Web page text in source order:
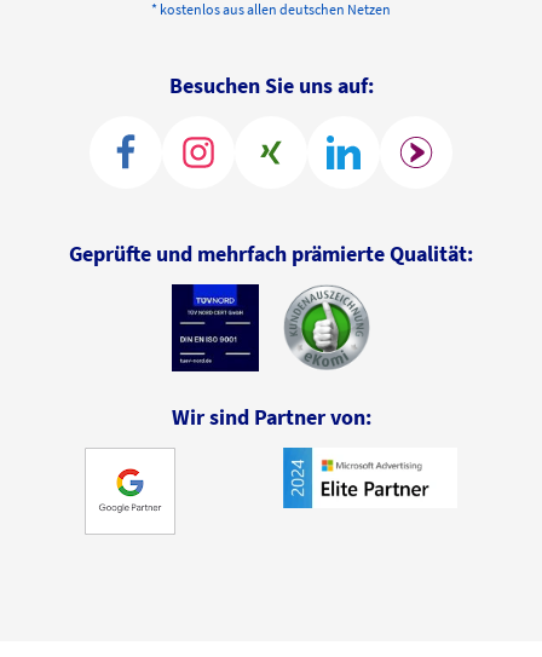
* kostenlos aus allen deutschen Netzen
Besuchen Sie uns auf:
Geprüfte und mehrfach prämierte Qualität:
Wir sind Partner von: